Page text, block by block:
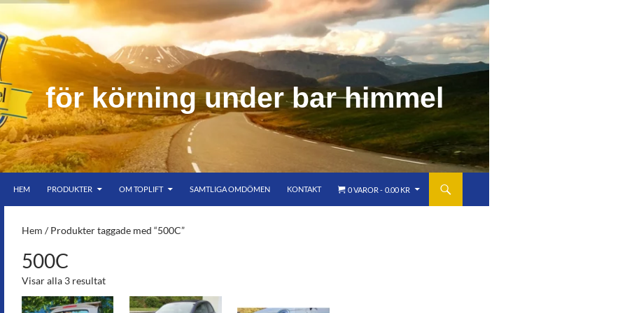
för körning under bar himmel
bar himmel
HEM
PRODUKTER OM TOPLIFT SAMTLIGA OMDÖMEN KONTAKT 0 VAROR 0.00 KR
Hem / Produkter taggade med “500C”
500C
Visar alla 3 resultat